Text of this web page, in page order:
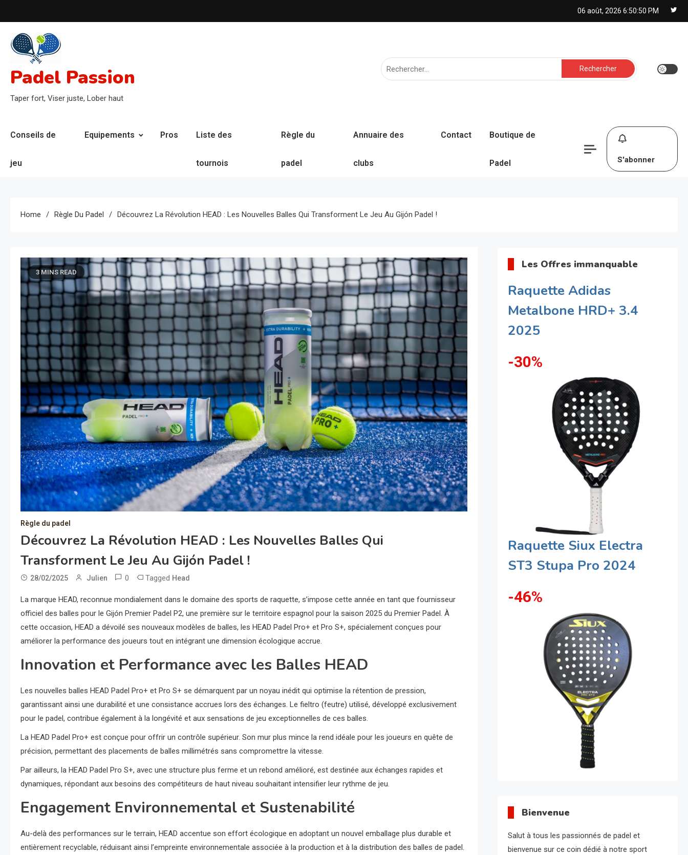
to
content
06 août, 2026 6:50:51 PM
Padel Passion
Taper fort, Viser juste, Lober haut
Rechercher :
Conseils de
jeu
Equipements Pros Liste des
tournois
Règle du
padel
Annuaire des
clubs
Contact Boutique de
Padel S'abonner
Home Règle Du Padel Découvrez La Révolution HEAD : Les Nouvelles Balles Qui Transforment Le Jeu Au Gijón Padel !
3 MINS READ
Règle du padel
Découvrez La Révolution HEAD : Les Nouvelles Balles Qui
Transforment Le Jeu Au Gijón Padel !
28/02/2025 Julien 0 Tagged Head
La marque HEAD, reconnue mondialement dans le domaine des sports de raquette, s’impose cette année en tant que fournisseur
officiel des balles pour le Gijón Premier Padel P2, une première sur le territoire espagnol pour la saison 2025 du Premier Padel. À
cette occasion, HEAD a dévoilé ses nouveaux modèles de balles, les HEAD Padel Pro+ et Pro S+, spécialement conçues pour
améliorer la performance des joueurs tout en intégrant une dimension écologique accrue.
Innovation et Performance avec les Balles HEAD
Les nouvelles balles HEAD Padel Pro+ et Pro S+ se démarquent par un noyau inédit qui optimise la rétention de pression,
garantissant ainsi une durabilité et une consistance accrues lors des échanges. Le fieltro (feutre) utilisé, développé exclusivement
pour le padel, contribue également à la longévité et aux sensations de jeu exceptionnelles de ces balles.
La HEAD Padel Pro+ est conçue pour offrir un contrôle supérieur. Son mur plus mince la rend idéale pour les joueurs en quête de
précision, permettant des placements de balles millimétrés sans compromettre la vitesse.
Par ailleurs, la HEAD Padel Pro S+, avec une structure plus ferme et un rebond amélioré, est destinée aux échanges rapides et
dynamiques, répondant aux besoins des compétiteurs de haut niveau souhaitant intensifier leur rythme de jeu.
Engagement Environnemental et Sustenabilité
Au-delà des performances sur le terrain, HEAD accentue son effort écologique en adoptant un nouvel emballage plus durable et
entièrement recyclable, réduisant ainsi l’empreinte environnementale associée à la production et à la distribution des balles de padel.
Les Offres immanquable
Raquette Adidas
Metalbone HRD+ 3.4
2025
-30%
Raquette Siux Electra
ST3 Stupa Pro 2024
-46%
Bienvenue
Salut à tous les passionnés de padel et
bienvenue sur ce coin dédié à notre sport